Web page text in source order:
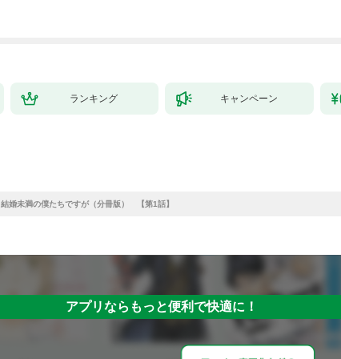
ランキング キャンペーン
結婚未満の僕たちですが（分冊版） 【第1話】
アプリならもっと便利で快適に！